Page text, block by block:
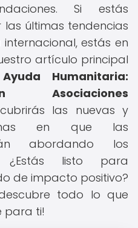
Si estás
últimas tendencias
estás en
artículo principal
Humanitaria:
Asociaciones
las nuevas y
en que las
abordando los
¿Estás listo para
de impacto positivo?
todo lo que
para ti!